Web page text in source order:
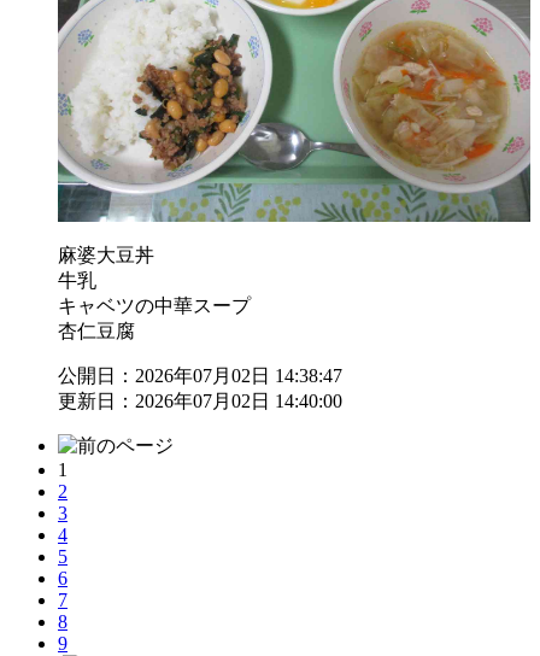
麻婆大豆丼
牛乳
キャベツの中華スープ
杏仁豆腐
公開日：2026年07月02日 14:38:47
更新日：2026年07月02日 14:40:00
1
2
3
4
5
6
7
8
9